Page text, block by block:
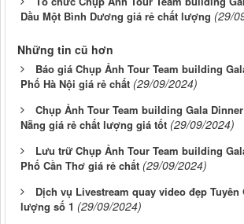
Dầu Một Bình Dương giá rẻ chất lượng (29/
Những tin cũ hơn
Báo giá Chụp Ảnh Tour Team building
Phố Hà Nội giá rẻ chất (29/09/2024)
Chụp Ảnh Tour Team building Gala
Nẵng giá rẻ chất lượng giá tốt (29/09/2024)
Lưu trữ Chụp Ảnh Tour Team building
Phố Cần Thơ giá rẻ chất (29/09/2024)
Dịch vụ Livestream quay video đẹp Tuyên
lượng số 1 (29/09/2024)